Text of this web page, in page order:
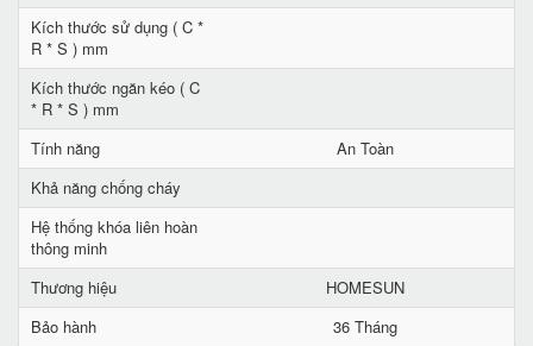
Kích thước sử dụng ( C *
R * S ) mm
Kích thước ngăn kéo ( C
* R * S ) mm
Tính năng
An Toàn
Khả năng chống cháy
Hệ thống khóa liên hoàn
thông minh
Thương hiệu
HOMESUN
Bảo hành
36 Tháng